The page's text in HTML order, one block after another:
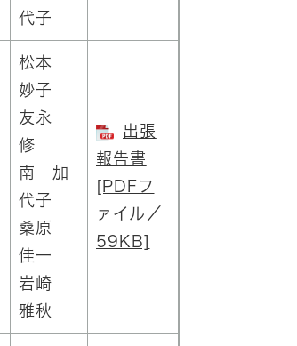
代子
松本
妙子
友永
修
南 加
代子
桑原
佳一
岩崎
雅秋
出張
報告書
[PDFフ
ァイル／
59KB]